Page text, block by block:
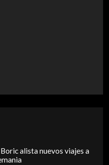
alista nuevos viajes a